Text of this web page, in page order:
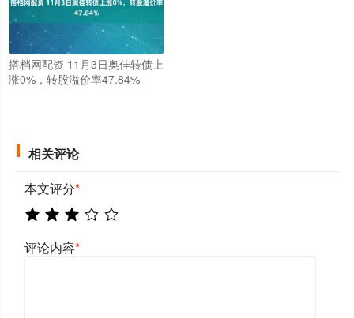
搭档网配资 11月3日奥佳转债上
涨0%，转股溢价率47.84%
相关评论
本文评分*
评论内容*